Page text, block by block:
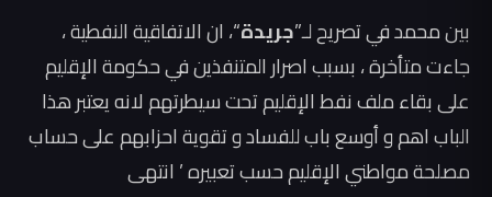
بين محمد في تصريح لـ”جريدة“، ان الاتفاقية النفطية ،
جاءت متأخرة ، بسبب اصرار المتنفذين في حكومة الإقليم
على بقاء ملف نفط الإقليم تحت سيطرتهم لانه يعتبر هذا
الباب اهم و أوسع باب للفساد و تقوية احزابهم على حساب
مصلحة مواطني الإقليم حسب تعبيره ’ انتهى